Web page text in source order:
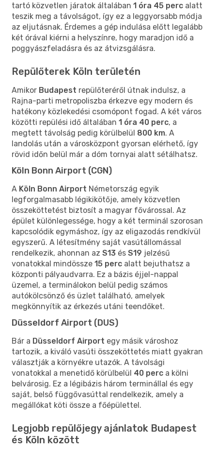
tartó közvetlen járatok általában 1 óra 45 perc alatt
teszik meg a távolságot, így ez a leggyorsabb módja
az eljutásnak. Érdemes a gép indulása előtt legalább
két órával kiérni a helyszínre, hogy maradjon idő a
poggyászfeladásra és az átvizsgálásra.
Repülőterek Köln területén
Amikor Budapest repülőteréről útnak indulsz, a
Rajna-parti metropoliszba érkezve egy modern és
hatékony közlekedési csomópont fogad. A két város
közötti repülési idő általában 1 óra 40 perc, a
megtett távolság pedig körülbelül 800 km. A
landolás után a városközpont gyorsan elérhető, így
rövid időn belül már a dóm tornyai alatt sétálhatsz.
Köln Bonn Airport (CGN)
A Köln Bonn Airport Németország egyik
legforgalmasabb légikikötője, amely közvetlen
összeköttetést biztosít a magyar fővárossal. Az
épület különlegessége, hogy a két terminál szorosan
kapcsolódik egymáshoz, így az eligazodás rendkívül
egyszerű. A létesítmény saját vasútállomással
rendelkezik, ahonnan az S13 és S19 jelzésű
vonatokkal mindössze 15 perc alatt bejuthatsz a
központi pályaudvarra. Ez a bázis éjjel-nappal
üzemel, a terminálokon belül pedig számos
autókölcsönző és üzlet található, amelyek
megkönnyítik az érkezés utáni teendőket.
Düsseldorf Airport (DUS)
Bár a Düsseldorf Airport egy másik városhoz
tartozik, a kiváló vasúti összeköttetés miatt gyakran
választják a környékre utazók. A távolsági
vonatokkal a menetidő körülbelül 40 perc a kölni
belvárosig. Ez a légibázis három terminállal és egy
saját, belső függővasúttal rendelkezik, amely a
megállókat köti össze a főépülettel.
Legjobb repülőjegy ajánlatok Budapest
és Köln között